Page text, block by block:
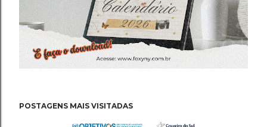
POSTAGENS MAIS VISITADAS